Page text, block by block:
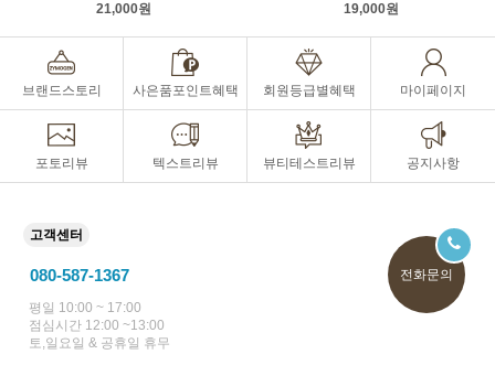
21,000원
19,000원
브랜드스토리 사은품포인트혜택 회원등급별혜택 마이페이지
포토리뷰 텍스트리뷰 뷰티테스트리뷰 공지사항
고객센터
080-587-1367
평일 10:00 ~ 17:00
점심시간 12:00 ~13:00
토,일요일 & 공휴일 휴무
전화문의